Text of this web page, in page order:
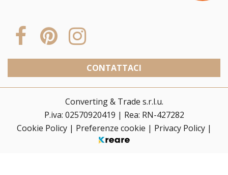
CONTATTACI
Converting & Trade s.r.l.u.
P.iva: 02570920419 | Rea: RN-427282
Cookie Policy | Preferenze cookie | Privacy Policy |